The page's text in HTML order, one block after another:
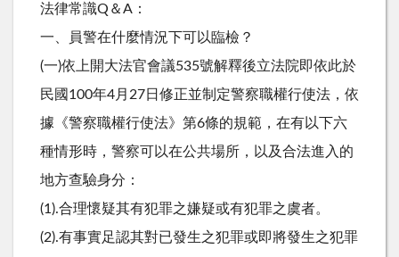
法律常識Q＆A：
一、員警在什麼情況下可以臨檢？
(一)依上開大法官會議535號解釋後立法院即依此於
民國100年4月27日修正並制定警察職權行使法，依
據《警察職權行使法》第6條的規範，在有以下六
種情形時，警察可以在公共場所，以及合法進入的
地方查驗身分：
(1).合理懷疑其有犯罪之嫌疑或有犯罪之虞者。
(2).有事實足認其對已發生之犯罪或即將發生之犯罪